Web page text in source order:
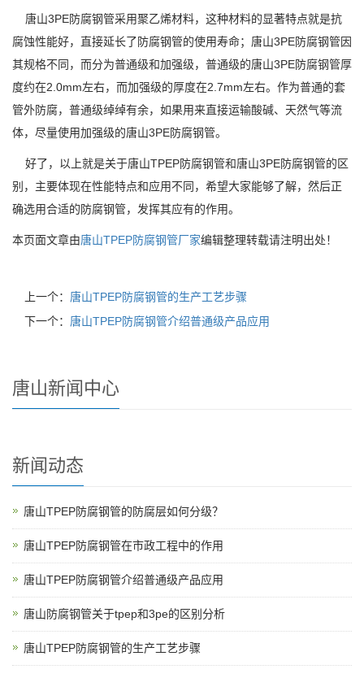
唐山3PE防腐钢管采用聚乙烯材料，这种材料的显著特点就是抗
腐蚀性能好，直接延长了防腐钢管的使用寿命；唐山3PE防腐钢管因
其规格不同，而分为普通级和加强级，普通级的唐山3PE防腐钢管厚
度约在2.0mm左右，而加强级的厚度在2.7mm左右。作为普通的套
管外防腐，普通级绰绰有余，如果用来直接运输酸碱、天然气等流
体，尽量使用加强级的唐山3PE防腐钢管。
好了，以上就是关于唐山TPEP防腐钢管和唐山3PE防腐钢管的区
别，主要体现在性能特点和应用不同，希望大家能够了解，然后正
确选用合适的防腐钢管，发挥其应有的作用。
本页面文章由唐山TPEP防腐钢管厂家编辑整理转载请注明出处！
上一个： 唐山TPEP防腐钢管的生产工艺步骤
下一个： 唐山TPEP防腐钢管介绍普通级产品应用
唐山新闻中心
新闻动态
唐山TPEP防腐钢管的防腐层如何分级？
唐山TPEP防腐钢管在市政工程中的作用
唐山TPEP防腐钢管介绍普通级产品应用
唐山防腐钢管关于tpep和3pe的区别分析
唐山TPEP防腐钢管的生产工艺步骤